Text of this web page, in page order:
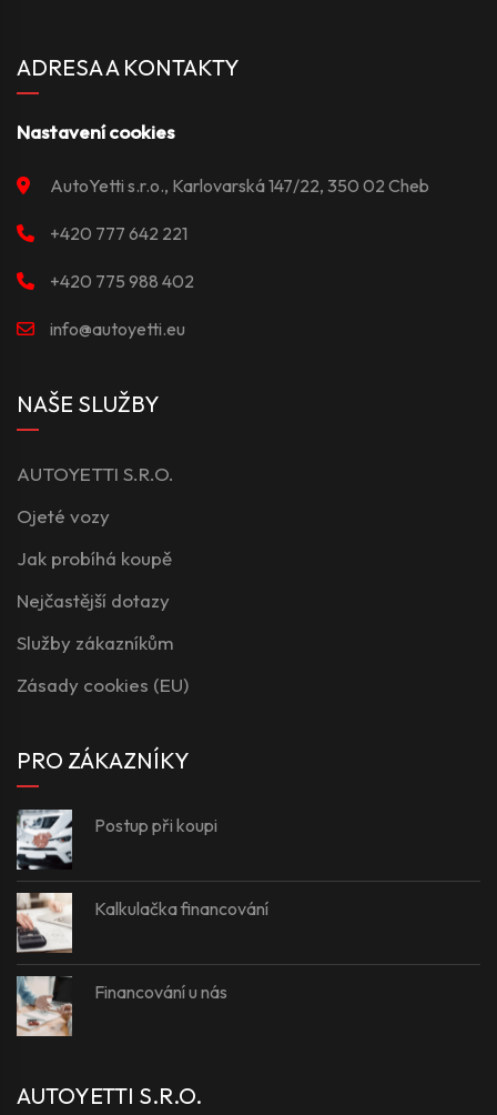
ADRESA A KONTAKTY
Nastavení cookies
AutoYetti s.r.o., Karlovarská 147/22, 350 02 Cheb
+420 777 642 221
+420 775 988 402
info@autoyetti.eu
NAŠE SLUŽBY
AUTOYETTI S.R.O.
Ojeté vozy
Jak probíhá koupě
Nejčastější dotazy
Služby zákazníkům
Zásady cookies (EU)
PRO ZÁKAZNÍKY
Postup při koupi
Kalkulačka financování
Financování u nás
AUTOYETTI S.R.O.